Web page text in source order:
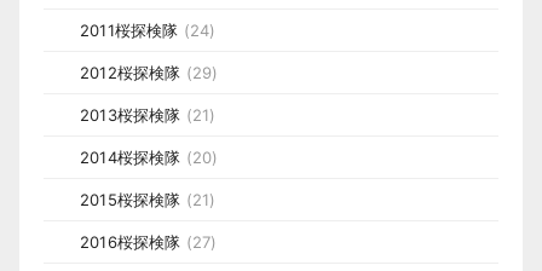
2011桜探検隊 (24)
2012桜探検隊 (29)
2013桜探検隊 (21)
2014桜探検隊 (20)
2015桜探検隊 (21)
2016桜探検隊 (27)